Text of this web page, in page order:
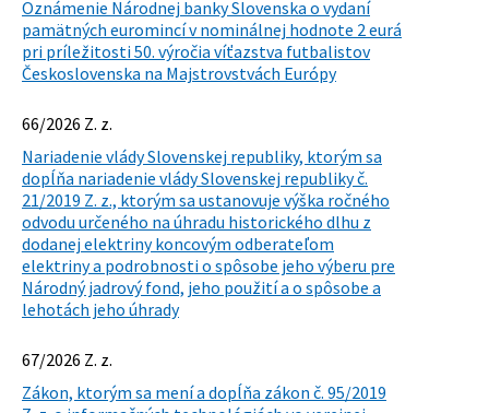
Oznámenie Národnej banky Slovenska o vydaní
pamätných euromincí v nominálnej hodnote 2 eurá
pri príležitosti 50. výročia víťazstva futbalistov
Československa na Majstrovstvách Európy
66/2026 Z. z.
Nariadenie vlády Slovenskej republiky, ktorým sa
dopĺňa nariadenie vlády Slovenskej republiky č.
21/2019 Z. z., ktorým sa ustanovuje výška ročného
odvodu určeného na úhradu historického dlhu z
dodanej elektriny koncovým odberateľom
elektriny a podrobnosti o spôsobe jeho výberu pre
Národný jadrový fond, jeho použití a o spôsobe a
lehotách jeho úhrady
67/2026 Z. z.
Zákon, ktorým sa mení a dopĺňa zákon č. 95/2019